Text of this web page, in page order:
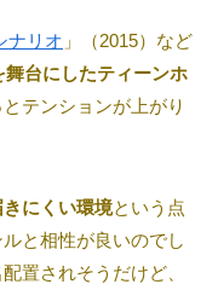
ナリオ 」（2015）など
舞台にしたティーンホ
テンションが上がり
にくい環境という点
と相性が良いのでし
置されそうだけど、